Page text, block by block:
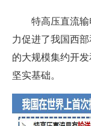
特高压直流输
力促进了我国西
的大规模集约开
坚实基础。